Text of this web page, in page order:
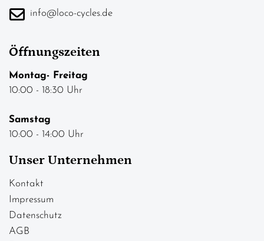
info@loco-cycles.de
Öffnungszeiten
Montag- Freitag
10:00 - 18:30 Uhr
Samstag
10:00 - 14:00 Uhr
Unser Unternehmen
Kontakt
Impressum
Datenschutz
AGB